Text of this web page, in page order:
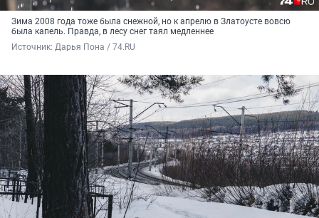
Зима 2008 года тоже была снежной, но к апрелю в Златоусте вовсю
была капель. Правда, в лесу снег таял медленнее
Источник: Дарья Пона / 74.RU